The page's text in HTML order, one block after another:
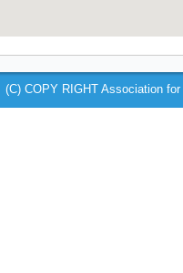
(C) COPY RIGHT Association